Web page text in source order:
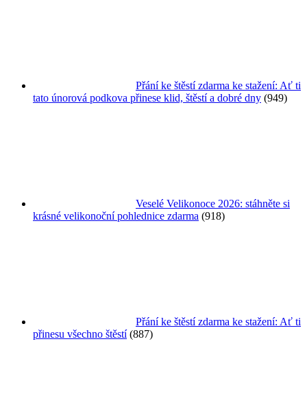
Přání ke štěstí zdarma ke stažení: Ať ti
tato únorová podkova přinese klid, štěstí a dobré dny (949)
Veselé Velikonoce 2026: stáhněte si
krásné velikonoční pohlednice zdarma (918)
Přání ke štěstí zdarma ke stažení: Ať ti
přinesu všechno štěstí (887)